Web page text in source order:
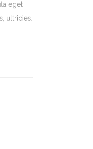
eget
ultricies.